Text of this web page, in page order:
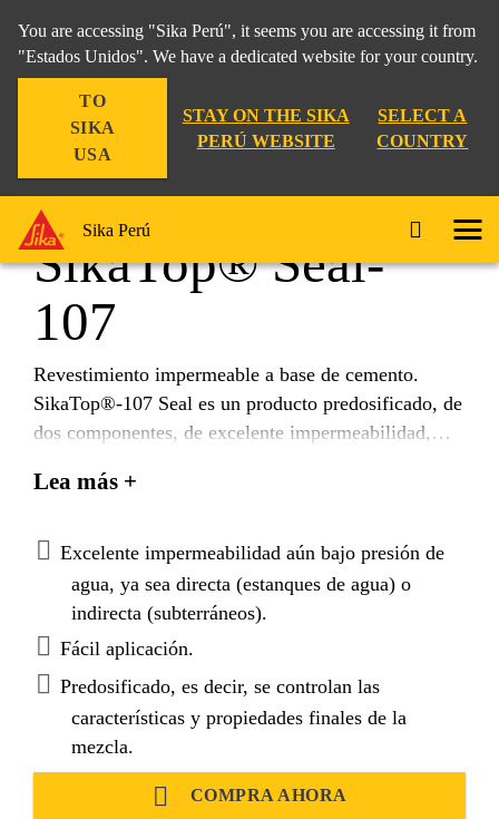
You are accessing "Sika Perú", it seems you are accessing it from
"Estados Unidos". We have a dedicated website for your country.
TO
SIKA
USA
STAY ON THE SIKA
PERÚ WEBSITE
SELECT A
COUNTRY
Sika Perú
Hágalo Ud Mismo Baño SikaTop® Seal-107
SikaTop® Seal-
107
Revestimiento impermeable a base de cemento.
SikaTop®-107 Seal es un producto predosificado, de
dos componentes, de excelente impermeabilidad,
base de cemento, áridos de granulometría
resinas sintéticas.
Lea más +
Excelente impermeabilidad aún bajo presión de
agua, ya sea directa (estanques de agua) o
indirecta (subterráneos).
Fácil aplicación.
Predosificado, es decir, se controlan las
características y propiedades finales de la
mezcla.
COMPRA AHORA